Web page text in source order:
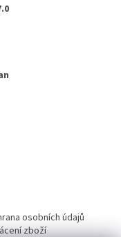
osobních údajů
zboží